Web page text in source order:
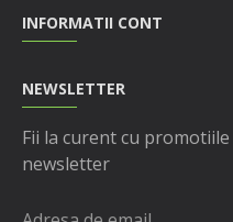
INFORMATII CONT
NEWSLETTER
Fii la curent cu
newsletter